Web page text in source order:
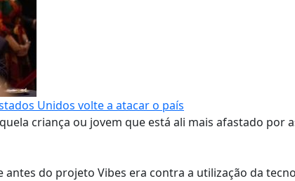
Unidos volte a atacar o país
criança ou jovem que está ali mais afastado por
do projeto Vibes era contra a utilização da